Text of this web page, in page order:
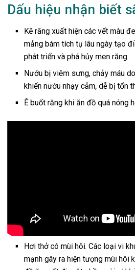
Dấu hiệu nhận biết
Kẽ răng xuất hiện các vết màu
mảng bám tích tụ lâu ngày tạo
phát triển và phá hủy men răng.
Nướu bị viêm sưng, chảy máu
khiến nướu nhạy cảm, dễ bị tổn
Ê buốt răng khi ăn đồ quá nóng
Hơi thở có mùi hôi. Các loại vi
mạnh gây ra hiện tượng mùi hôi